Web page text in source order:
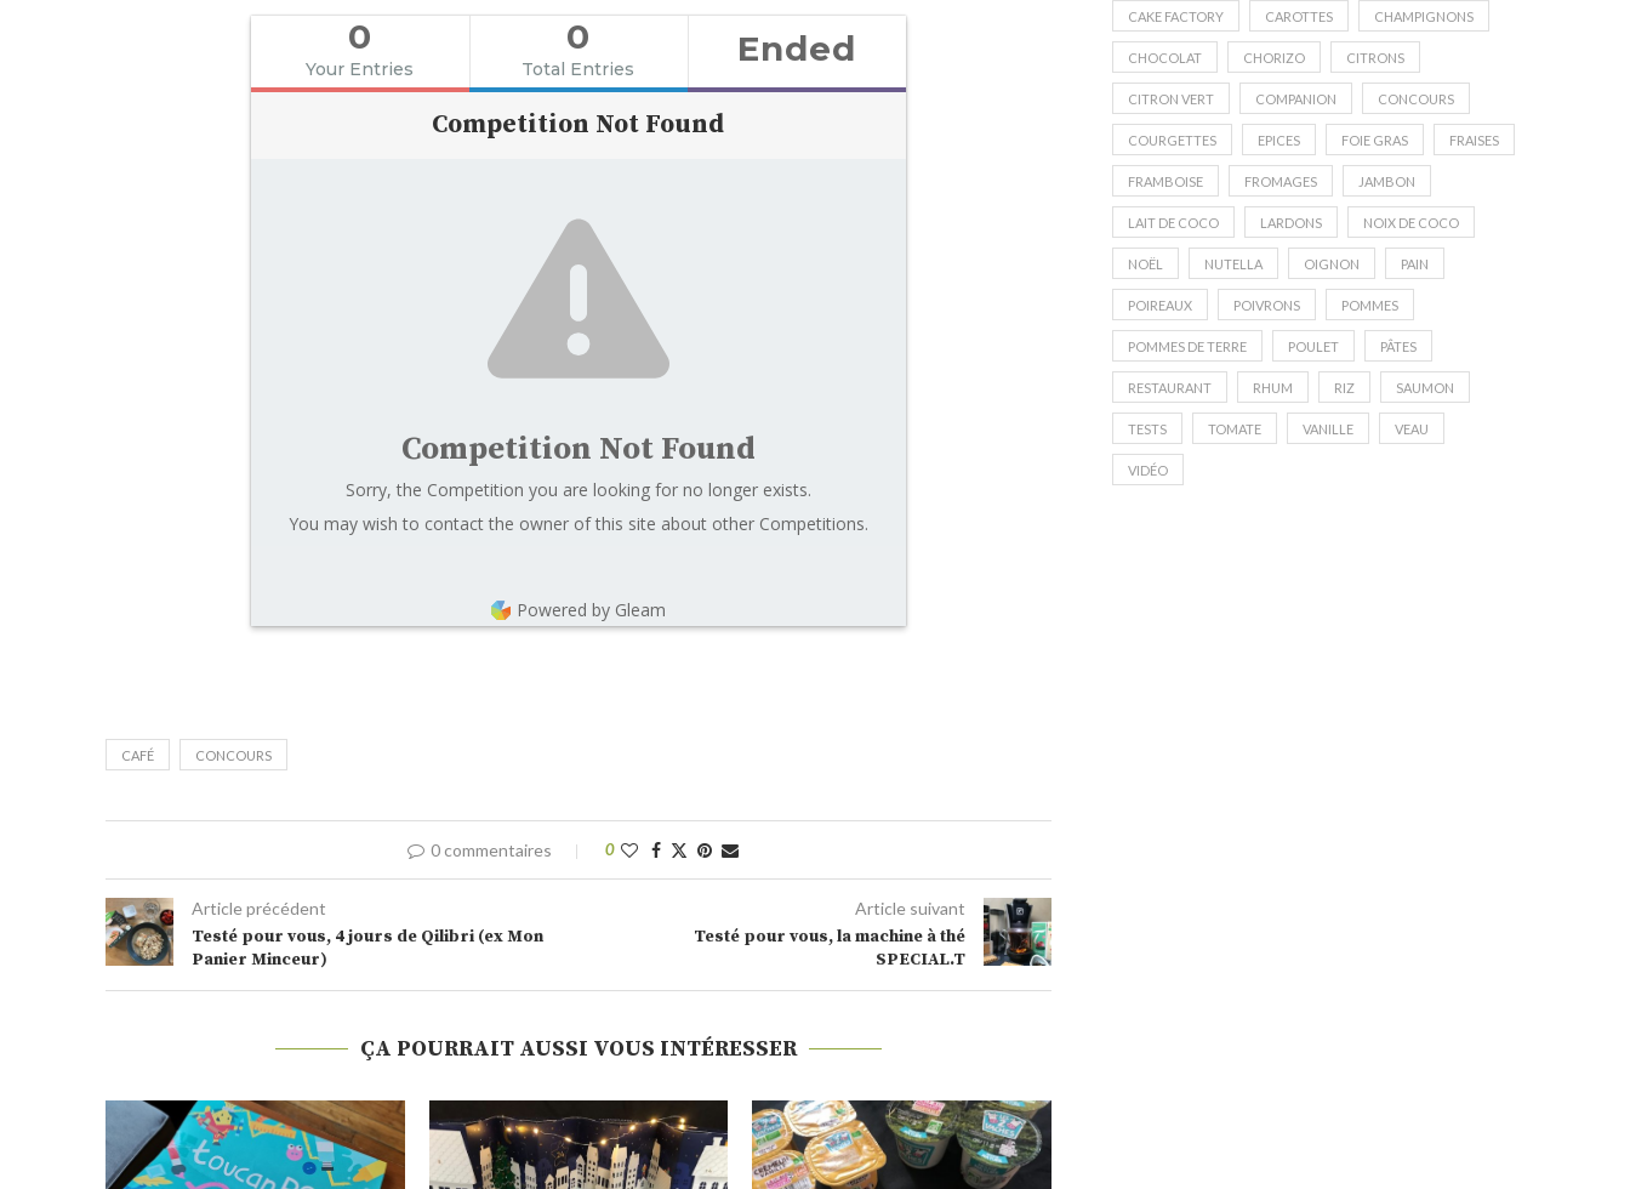
0
Your Entries
0
Total Entries Ended
Competition Not Found
Competition Not Found
Sorry, the Competition you are looking for no longer exists.
You may wish to contact the owner of this site about other Competitions.
Powered by Gleam
CAFÉ CONCOURS
0 commentaires 0
Article précédent
Testé pour vous, 4 jours de Qilibri (ex Mon
Panier Minceur)
Article suivant
Testé pour vous, la machine à thé
SPECIAL.T
ÇA POURRAIT AUSSI VOUS INTÉRESSER
CAKE FACTORY CAROTTES CHAMPIGNONS
CHOCOLAT CHORIZO CITRONS
CITRON VERT COMPANION CONCOURS
COURGETTES EPICES FOIE GRAS FRAISES
FRAMBOISE FROMAGES JAMBON
LAIT DE COCO LARDONS NOIX DE COCO
NOËL NUTELLA OIGNON PAIN
POIREAUX POIVRONS POMMES
POMMES DE TERRE POULET PÂTES
RESTAURANT RHUM RIZ SAUMON
TESTS TOMATE VANILLE VEAU
VIDÉO